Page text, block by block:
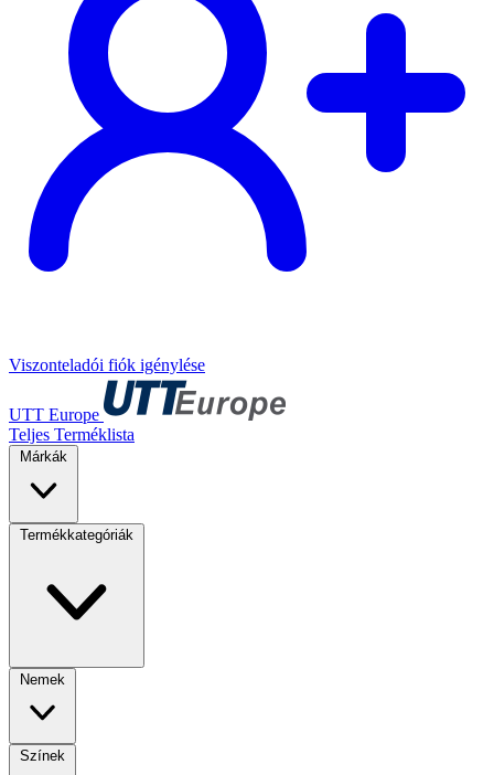
Viszonteladói fiók igénylése
UTT Europe
Teljes Terméklista
Márkák
Termékkategóriák
Nemek
Színek